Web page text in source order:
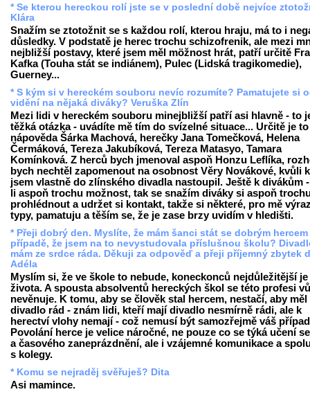
* Se kterou hereckou rolí jste se v poslední době nejvíce
Klára
Snažím se ztotožnit se s každou rolí, kterou hraju, má to i
důsledky. V podstatě je herec trochu schizofrenik, ale mezi
nejbližší postavy, které jsem měl möžnost hrát, patří určitě
Kafka (Touha stát se indiánem), Pulec (Lidská tragikomedie),
Guerney...
* S kým si v hereckém souboru nevíc rozumíte? Pamatujete si
vidění na nějaká diváky? Veruška Zlín
Mezi lidi v hereckém souboru minejbližší patří asi hlavně - to
těžká otázka - uvádíte mě tím do svízelné situace... Určitě je to
nápověda Šárka Machová, herečky Jana Tomečková, Helena
Čermáková, Tereza Jakubíková, Tereza Matasyo, Tamara
Komínková. Z herců bych jmenoval aspoň Honzu Leflíka,
bych nechtěl zapomenout na osobnost Věry Novákové, kvůli
jsem vlastně do zlínského divadla nastoupil. Ještě k divákům
li aspoň trochu možnost, tak se snažím diváky si aspoň
prohlédnout a udržet si kontakt, takže si některé, pro mě
typy, pamatuju a těším se, že je zase brzy uvidím v hledišti.
* Přeji dobrý den. Myslíte, že mám šanci stát se dobrým hercem
případě, že jsem na to nevystudovala příslušnou školu?
mám ze srdce ráda. Děkuji za odpověď a přeji příjemný zbytek
Adéla
Myslím si, že ve škole to nebude, koneckonců nejdůležitější
života. A spousta absolventů hereckých škol se této profesi
nevěnuje. K tomu, aby se člověk stal hercem, nestačí, aby měl
divadlo rád - znám lidi, kteří mají divadlo nesmírně rádi, ale k
herectví vlohy nemají - což nemusí být samozřejmě váš
Povolání herce je velice náročné, ne pouze co se týká učení
a časového zaneprázdnění, ale i vzájemné komunikace a
s kolegy.
* Komu se nejraděj svěřuješ? Dita
Asi mamince.